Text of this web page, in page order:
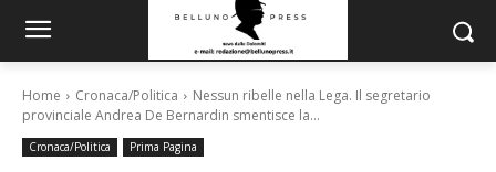
Home Cronaca/Politica
Nessun ribelle nella Lega. Il segretario
provinciale Andrea De Bernardin smentisce la...
Cronaca/Politica Prima Pagina